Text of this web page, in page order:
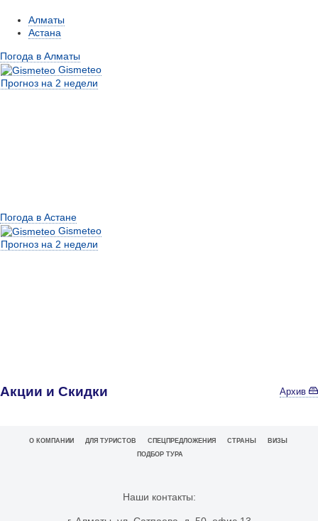
Алматы
Астана
Погода в Алматы
Gismeteo
Прогноз на 2 недели
Погода в Астане
Gismeteo
Прогноз на 2 недели
Акции и Скидки Архив
О КОМПАНИИ ДЛЯ ТУРИСТОВ СПЕЦПРЕДЛОЖЕНИЯ СТРАНЫ
ВИЗЫ
ПОДБОР ТУРА
Наши контакты: